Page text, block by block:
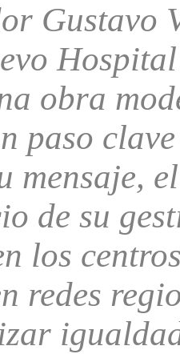
Gustavo
obra
paso
mensaje,
de su
los
redes